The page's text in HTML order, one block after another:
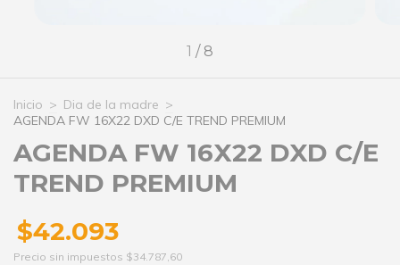
1 / 8
Inicio > Dia de la madre >
AGENDA FW 16X22 DXD C/E TREND PREMIUM
AGENDA FW 16X22 DXD C/E
TREND PREMIUM
$42.093
Precio sin impuestos $34.787,60